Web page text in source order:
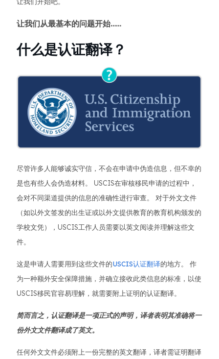
让我们从最基本的问题开始……
什么是认证翻译？
尽管许多人能够诚实守信，不会在申请中伪造信息，但不幸的
是也有些人会伪造材料。 USCIS在审核移民申请的过程中，
会对不同渠道提供的信息的准确性进行审查。 对于外文文件
（如以外文签发的出生证或以外文提供教育的教育机构颁发的
学校文凭），USCIS工作人员需要以英文阅读并理解这些文
件。
这是申请人需要用到这些文件的USCIS认证翻译的地方。 作
为一种额外安全保障措施，并确立接收此类信息的标准，以使
USCIS移民官容易理解，就需要附上证明的认证翻译。
简而言之，认证翻译是一项正式的声明，译者表明其准确将一
份外文文件翻译成了英文。
任何外文文件必须附上一份完整的英文翻译，译者需证明翻译